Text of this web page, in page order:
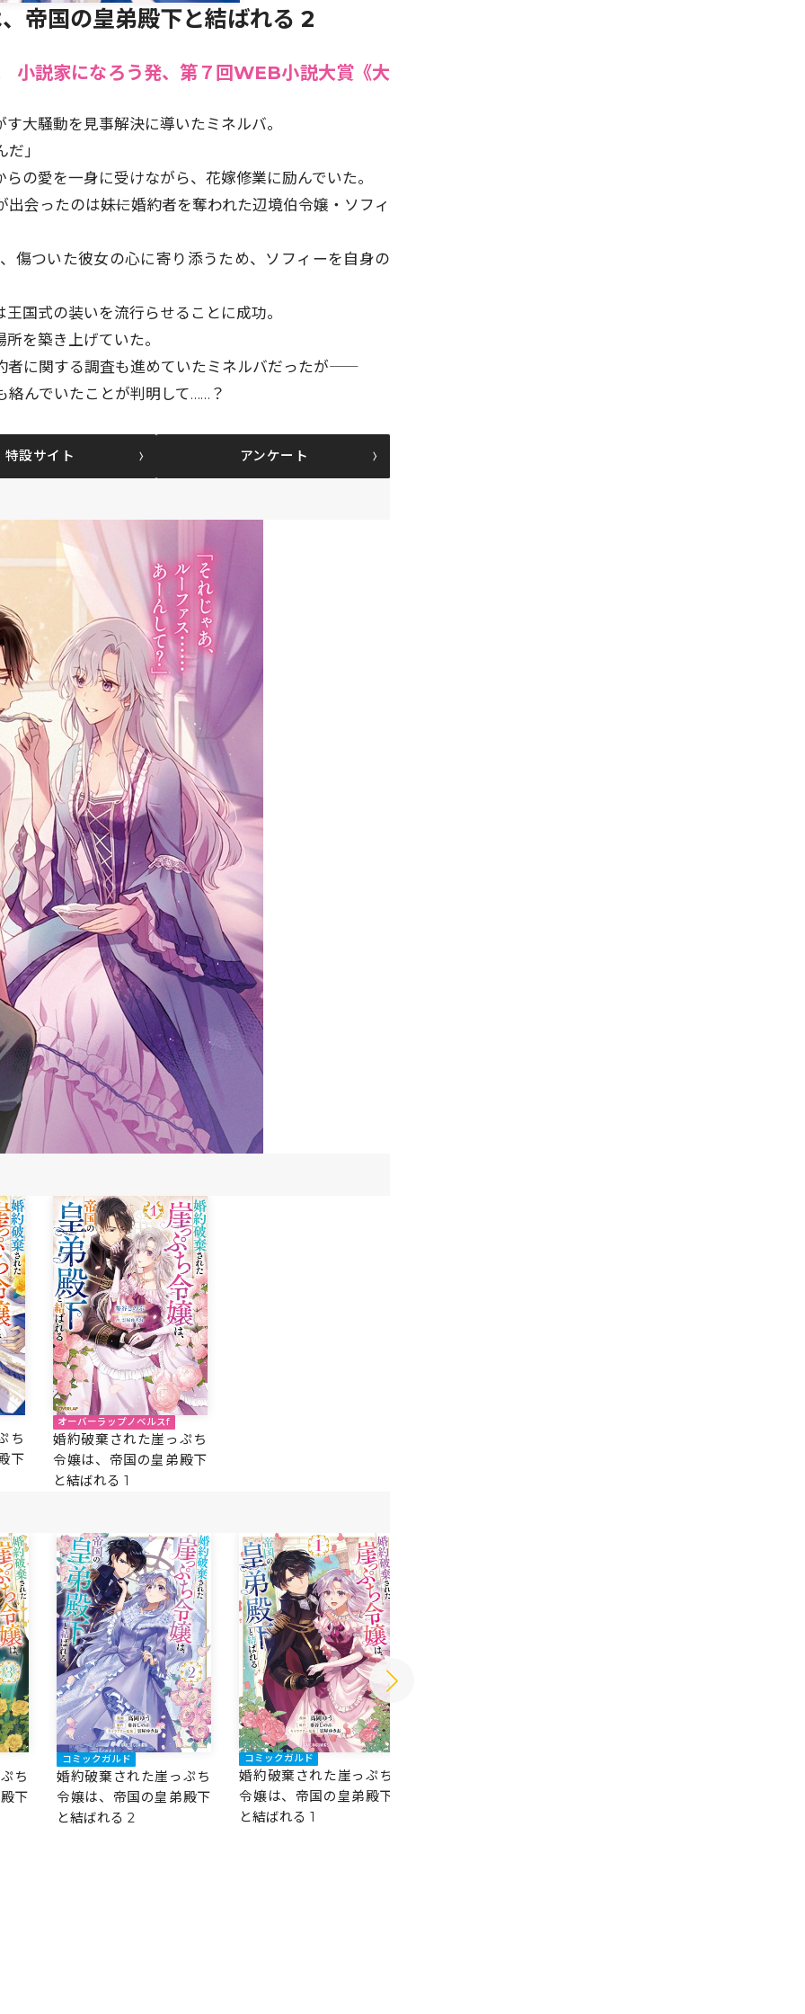
帝国の皇弟殿下と結ばれる 2
小説家になろう発、第７回WEB小説大賞《大
大騒動を見事解決に導いたミネルバ。
」
の愛を一身に受けながら、花嫁修業に励んでいた。
会ったのは――妹に婚約者を奪われた辺境伯令嬢・ソフィ
傷ついた彼女の心に寄り添うため、ソフィーを自身の
国式の装いを流行らせることに成功。
を築き上げていた。
に関する調査も進めていたミネルバだったが――
んでいたことが判明して……？
特設サイト アンケート
ち
下
オーバーラップノベルスf
婚約破棄された崖っぷち
令嬢は、帝国の皇弟殿下
と結ばれる 1
ち
下
コミックガルド
婚約破棄された崖っぷち
令嬢は、帝国の皇弟殿下
と結ばれる 2
コミックガルド
婚約破棄された崖っぷち
令嬢は、帝国の皇弟殿下
と結ばれる 1